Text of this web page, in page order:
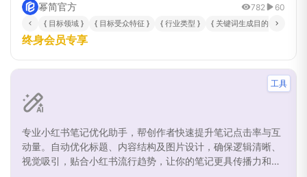
幂简官方 782 60
{ 目标领域 } { 目标受众特征 } { 行业类型 } { 关键词生成目的 }
终身会员专享
专业小红书笔记优化助手，帮创作者快速提升笔记点击率与互
动量。自动优化标题、内容结构及图片设计，确保逻辑清晰、
视觉吸引，贴合小红书流行趋势，让你的笔记更具传播力和吸
工具